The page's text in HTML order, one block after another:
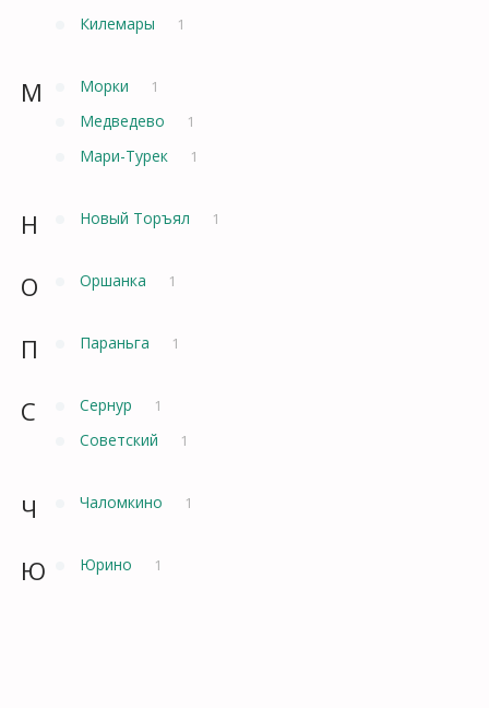
Килемары 1
М Морки 1
Медведево 1
Мари-Турек 1
Н Новый Торъял 1
О Оршанка 1
П Параньга 1
С Сернур 1
Советский 1
Ч Чаломкино 1
Ю Юрино 1